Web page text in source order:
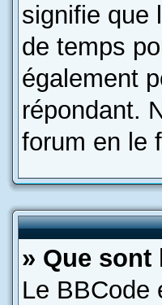
signifie que
de temps
également
répondant.
forum en le
» Que sont
Le BBCode